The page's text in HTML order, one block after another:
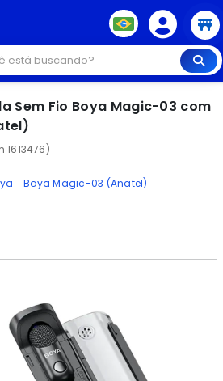
Sem Fio Boya Magic-03 com
1613476)
Boya Magic-03 (Anatel)